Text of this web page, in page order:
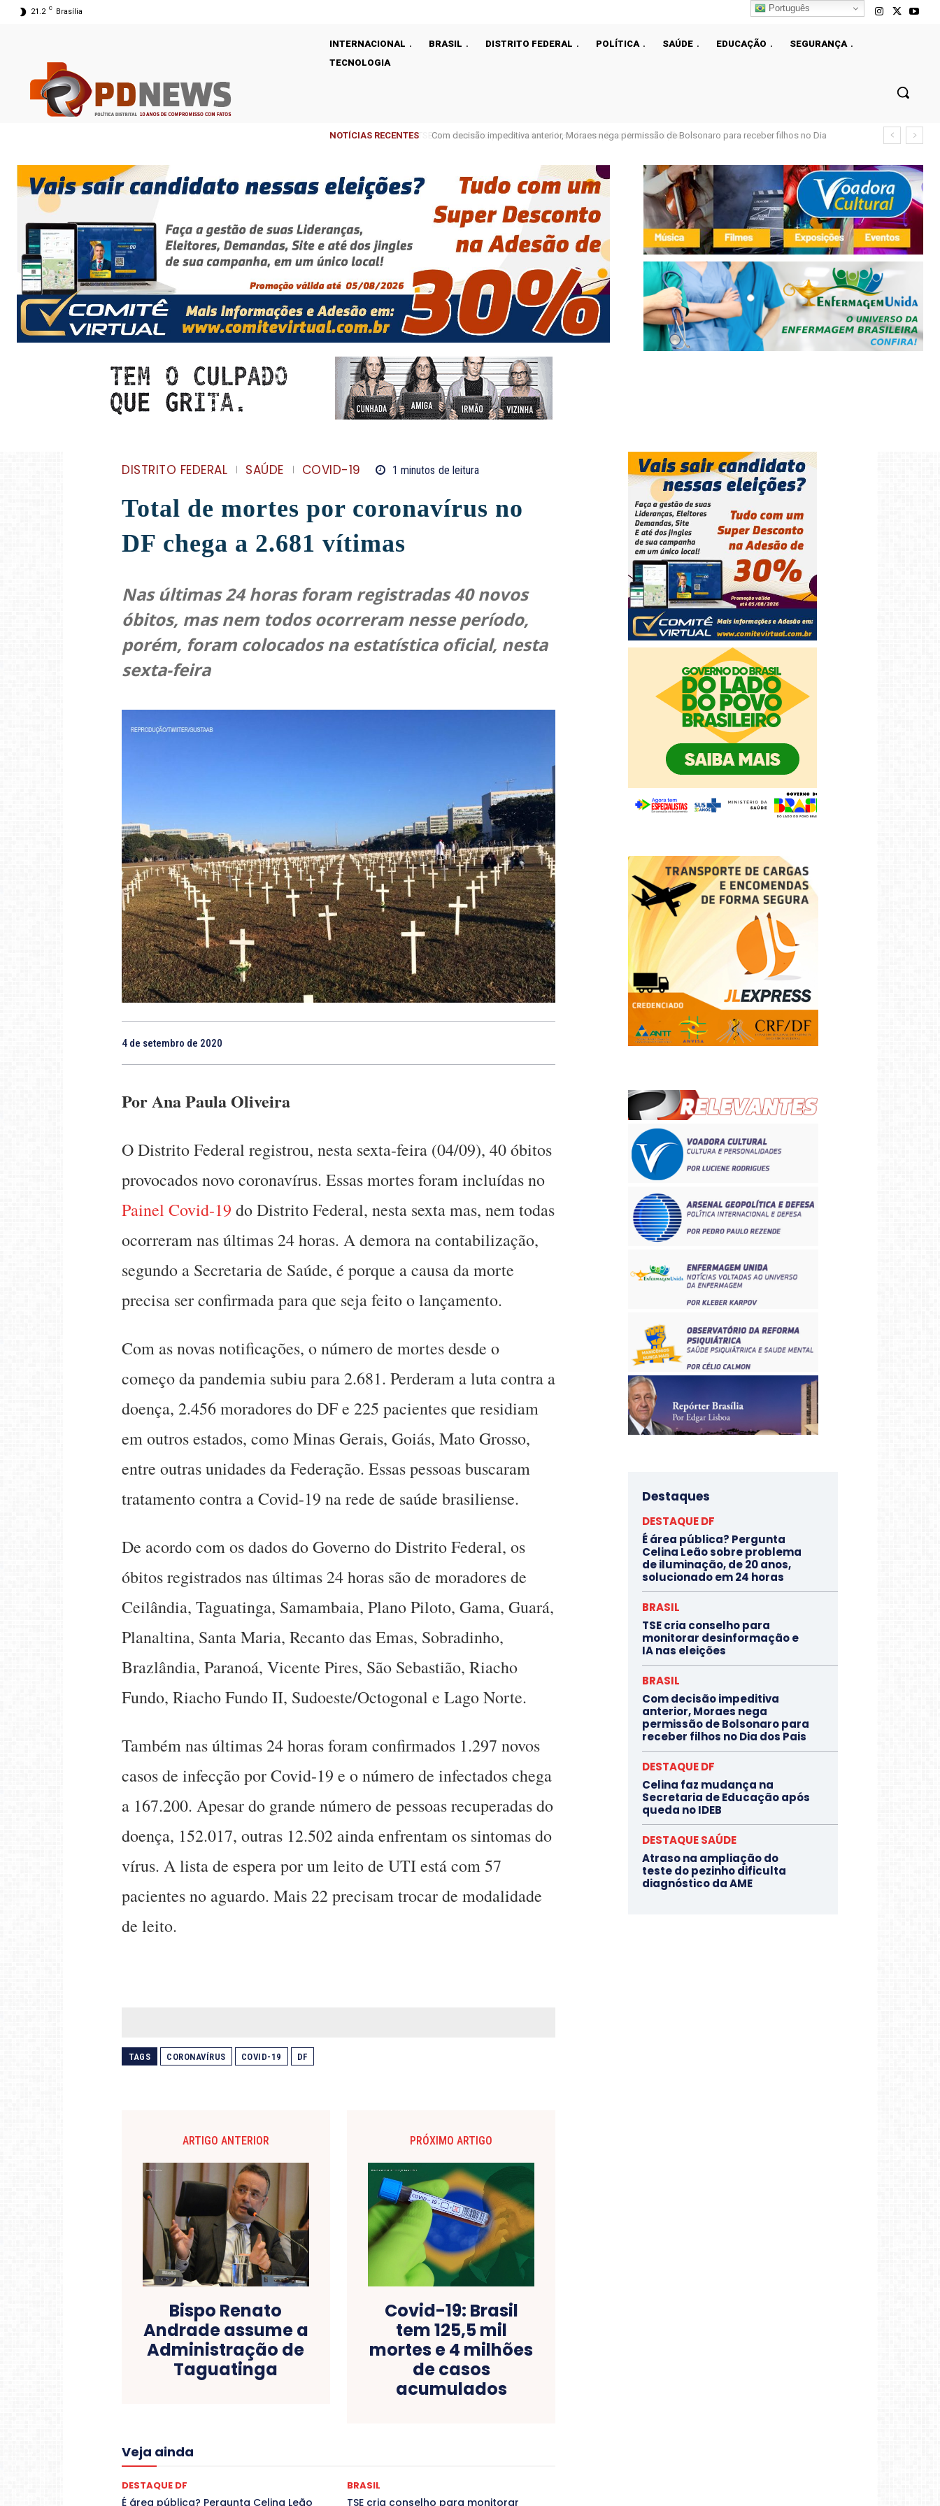
21.2 C Brasília
INTERNACIONAL BRASIL DISTRITO FEDERAL POLÍTICA SAÚDE EDUCAÇÃO
SEGURANÇA
TECNOLOGIA
NOTÍCIAS RECENTES
Com decisão impeditiva anterior, Moraes nega permissão de Bolsonaro para receber filhos no Dia
DISTRITO FEDERAL SAÚDE COVID-19 1 minutos de leitura
Total de mortes por coronavírus no
DF chega a 2.681 vítimas
Nas últimas 24 horas foram registradas 40 novos
óbitos, mas nem todos ocorreram nesse período,
porém, foram colocados na estatística oficial, nesta
sexta-feira
4 de setembro de 2020
Por Ana Paula Oliveira
O Distrito Federal registrou, nesta sexta-feira (04/09), 40 óbitos
provocados novo coronavírus. Essas mortes foram incluídas no
Painel Covid-19 do Distrito Federal, nesta sexta mas, nem todas
ocorreram nas últimas 24 horas. A demora na contabilização,
segundo a Secretaria de Saúde, é porque a causa da morte
precisa ser confirmada para que seja feito o lançamento.
Com as novas notificações, o número de mortes desde o
começo da pandemia subiu para 2.681. Perderam a luta contra a
doença, 2.456 moradores do DF e 225 pacientes que residiam
em outros estados, como Minas Gerais, Goiás, Mato Grosso,
entre outras unidades da Federação. Essas pessoas buscaram
tratamento contra a Covid-19 na rede de saúde brasiliense.
De acordo com os dados do Governo do Distrito Federal, os
óbitos registrados nas últimas 24 horas são de moradores de
Ceilândia, Taguatinga, Samambaia, Plano Piloto, Gama, Guará,
Planaltina, Santa Maria, Recanto das Emas, Sobradinho,
Brazlândia, Paranoá, Vicente Pires, São Sebastião, Riacho
Fundo, Riacho Fundo II, Sudoeste/Octogonal e Lago Norte.
Também nas últimas 24 horas foram confirmados 1.297 novos
casos de infecção por Covid-19 e o número de infectados chega
a 167.200. Apesar do grande número de pessoas recuperadas do
doença, 152.017, outras 12.502 ainda enfrentam os sintomas do
vírus. A lista de espera por um leito de UTI está com 57
pacientes no aguardo. Mais 22 precisam trocar de modalidade
de leito.
TAGS CORONAVÍRUS COVID-19 DF
ARTIGO ANTERIOR
Bispo Renato
Andrade assume a
Administração de
Taguatinga
PRÓXIMO ARTIGO
Covid-19: Brasil
tem 125,5 mil
mortes e 4 milhões
de casos
acumulados
Veja ainda
COLUNAS
CONTRATO TEMPORÁRIO
DANÇA
DESTAQUE BRASIL
DESTAQUES
Destaques Enfermagem Unida DESTAQUES OUTROS
DISTRITO FEDERAL
DESTAQUE DF
É área pública? Pergunta Celina Leão
BRASIL
TSE cria conselho para monitorar
Destaques
DESTAQUE DF
É área pública? Pergunta
Celina Leão sobre problema
de iluminação, de 20 anos,
solucionado em 24 horas
BRASIL
TSE cria conselho para
monitorar desinformação e
IA nas eleições
BRASIL
Com decisão impeditiva
anterior, Moraes nega
permissão de Bolsonaro para
receber filhos no Dia dos Pais
DESTAQUE DF
Celina faz mudança na
Secretaria de Educação após
queda no IDEB
DESTAQUE SAÚDE
Atraso na ampliação do
teste do pezinho dificulta
diagnóstico da AME
Português